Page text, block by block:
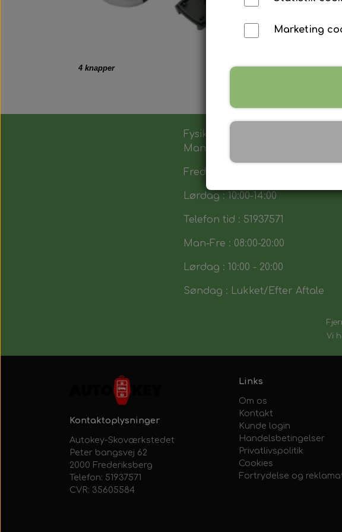
4 knapper
Fysik butik :
Man-Tors : 12:00 - 17:30
Fredag : 14:00 - 17:30
Lørdag : 10:00-14:00
Telefon tid : 51937571
Man-Fre : 08:00-20:00
Lørdag : 10:00 - 20:00
Søndag : Lukket/Efter Aftale
Vi
Kontaktoplysninger
Autokey-Skoværkstedet
Peter bangsvej 62
2000 Frederiksberg
Telefon: 51937571
CVR: 35605584
Links
Om os
Kontakt
Kunde login
Handelsbetingelser
Privatlivspolitik
Cookies
Fortrydelse og
Marketing